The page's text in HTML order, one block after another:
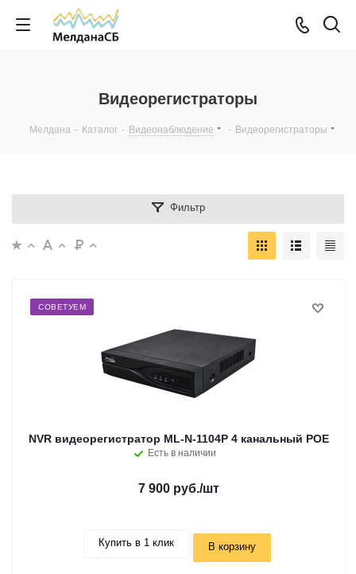
Видеорегистраторы
Мелдана - Каталог - Видеонаблюдение - Видеорегистраторы
Фильтр
СОВЕТУЕМ
NVR видеорегистратор ML-N-1104P 4 канальный POE
Есть в наличии
7 900 руб./шт
Купить в 1 клик В корзину